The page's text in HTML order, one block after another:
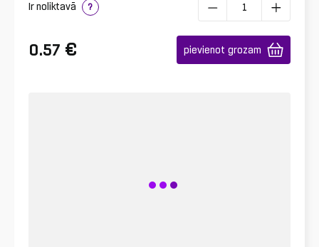
Ir noliktavā ?
0.57 € pievienot grozam